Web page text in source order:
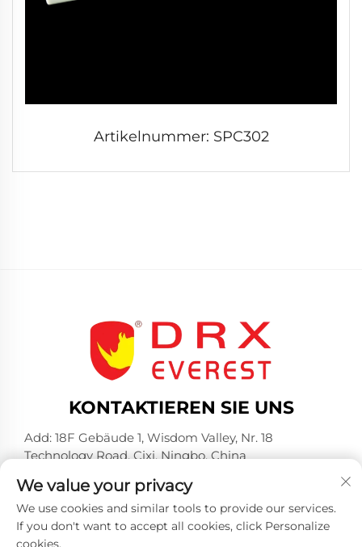
Artikelnummer: SPC302
KONTAKTIEREN SIE UNS
Add: 18F Gebäude 1, Wisdom Valley, Nr. 18
Technology Road, Cixi, Ningbo, China
Tel.: +86-574-23660321
E-Mail:[email protected]
We value your privacy
We use cookies and similar tools to provide our services.
If you don't want to accept all cookies, click Personalize
cookies.